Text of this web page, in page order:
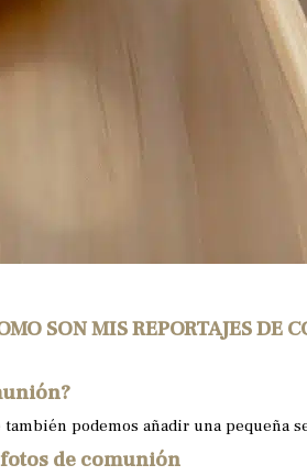
SON MIS REPORTAJES DE
nión?
podemos añadir una
de comunión